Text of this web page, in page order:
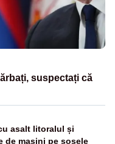
suspectați că
asalt litoralul și
de mașini pe șosele